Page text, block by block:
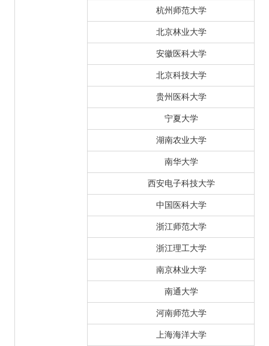
杭州师范大学
北京林业大学
安徽医科大学
北京科技大学
贵州医科大学
宁夏大学
湖南农业大学
南华大学
西安电子科技大学
中国医科大学
浙江师范大学
浙江理工大学
南京林业大学
南通大学
河南师范大学
上海海洋大学